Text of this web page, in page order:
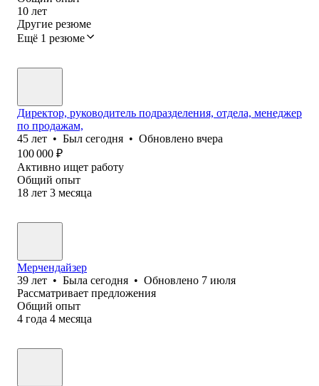
10 лет
Другие резюме
Ещё 1 резюме
Директор, руководитель подразделения, отдела, менеджер
по продажам,
45 лет • Был сегодня • Обновлено вчера
100 000 ₽
Активно ищет работу
Общий опыт
18 лет 3 месяца
Мерчендайзер
39 лет • Была сегодня • Обновлено 7 июля
Рассматривает предложения
Общий опыт
4 года 4 месяца